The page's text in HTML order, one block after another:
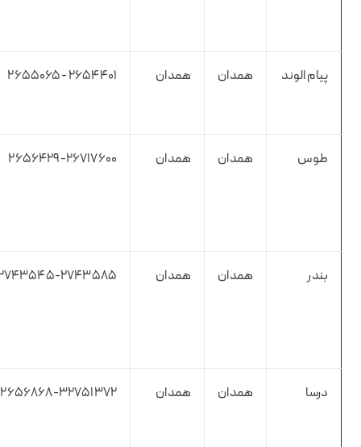
پیام الوند همدان همدان ۲۶۵۴۴۰۱ -۲۶۵۵۰۶۵
طوس همدان همدان ۲۶۵۶۴۲۹-۲۶۷۱۷۶۰۰
بندر همدان همدان ۲۷۴۳۵۴۵-
درسا همدان همدان ۳۲۶۵۶۸۶۸-۳۲۷۵۱۳۷۲ -